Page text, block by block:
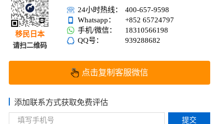
移民日本
请扫二维码
24小时热线：
400-657-9598
Whatsapp：
+852 65724797
手机/微信：
18310566198
QQ号：
939288682
点击复制客服微信
添加联系方式获取免费评估
提交